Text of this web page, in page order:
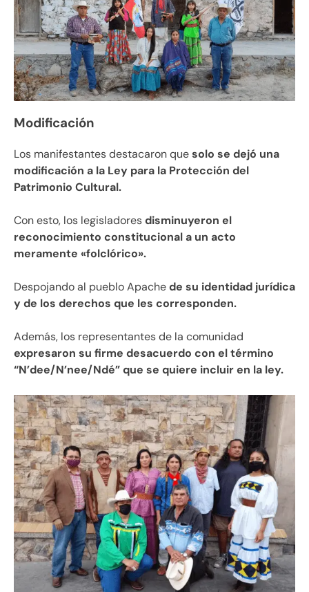
Modificación
Los manifestantes destacaron quesolo se dejó una
modificación a la Ley para la Protección del
Patrimonio Cultural.
Con esto, los legisladoresdisminuyeron el
reconocimiento constitucional a un acto
meramente «folclórico».
Despojando al pueblo Apachede su identidad jurídica
y de los derechos que les corresponden.
Además, los representantes de la comunidad
expresaron su firme desacuerdo con el término
“N’dee/N’nee/Ndé” que se quiere incluir en la ley.